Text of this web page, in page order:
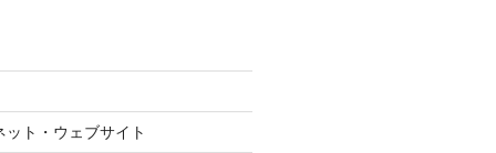
ト・ウェブサイト